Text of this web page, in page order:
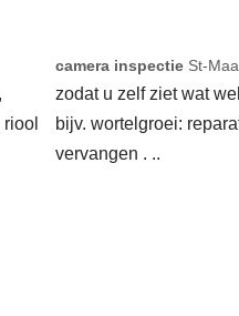
camera inspectie St-
zodat u zelf ziet wat
bijv. wortelgroei:
vervangen . ..